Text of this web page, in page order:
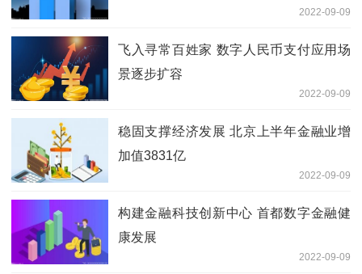
2022-09-09
飞入寻常百姓家 数字人民币支付应用场
景逐步扩容
2022-09-09
稳固支撑经济发展 北京上半年金融业增
加值3831亿
2022-09-09
构建金融科技创新中心 首都数字金融健
康发展
2022-09-09